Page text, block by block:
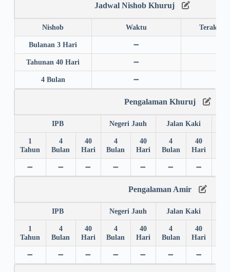
Jadwal Nishob Khuruj
Nishob Waktu Terakhir
Bulanan 3 Hari ➖
Tahunan 40 Hari ➖
4 Bulan ➖
Pengalaman Khuruj
IPB Negeri Jauh Jalan Kaki
1
Tahun
4
Bulan
40
Hari
4
Bulan
40
Hari
4
Bulan
40
Hari
➖ ➖ ➖ ➖ ➖ ➖ ➖
Pengalaman Amir
IPB Negeri Jauh Jalan Kaki
1
Tahun
4
Bulan
40
Hari
4
Bulan
40
Hari
4
Bulan
40
Hari
➖ ➖ ➖ ➖ ➖ ➖ ➖